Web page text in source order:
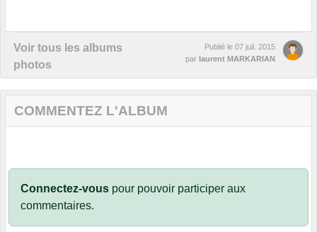
Voir tous les albums
photos
Publié le 07 juil. 2015
par laurent MARKARIAN
COMMENTEZ L'ALBUM
Connectez-vous pour pouvoir participer aux
commentaires.